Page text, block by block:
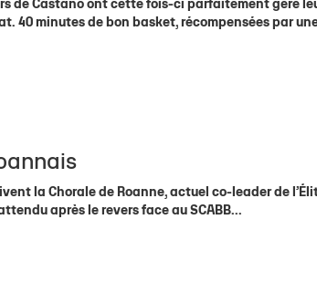
de Castano ont cette fois-ci parfaitement géré
40 minutes de bon basket, récompensées par
la Chorale de Roanne, actuel co-leader de
après le revers face au SCABB...